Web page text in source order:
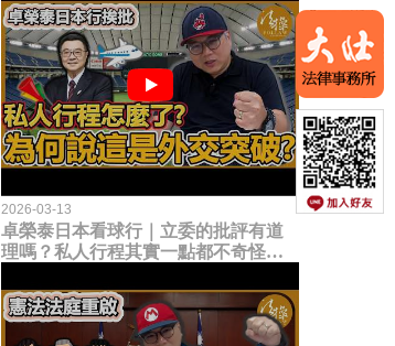
2026-03-13
卓榮泰日本看球行｜立委的批評有道
理嗎？私人行程其實一點都不奇怪？